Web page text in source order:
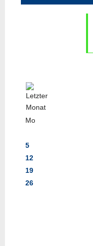
Mo
5
12
19
26